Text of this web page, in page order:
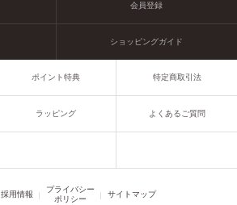
会員登録
ショッピングガイド
ポイント特典 特定商取引法
ラッピング よくあるご質問
採用情報
プライバシー
ポリシー
サイトマップ